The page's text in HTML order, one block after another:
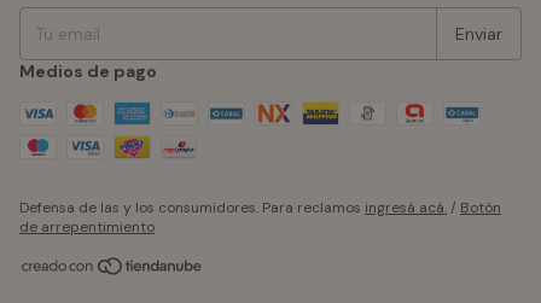
Medios de pago
Defensa de las y los consumidores. Para reclamos ingresá acá. / Botón
de arrepentimiento